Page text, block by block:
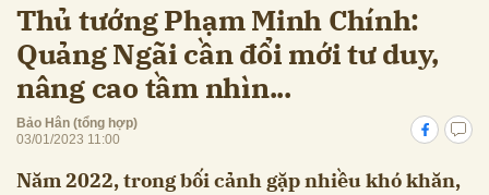
Thủ tướng Phạm Minh Chính:
Quảng Ngãi cần đổi mới tư duy,
nâng cao tầm nhìn...
Bảo Hân (tổng hợp)
03/01/2023 11:00
Năm 2022, trong bối cảnh gặp nhiều khó khăn,
Hủy